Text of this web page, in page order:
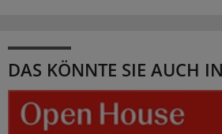
DAS KÖNNTE SIE AUCH